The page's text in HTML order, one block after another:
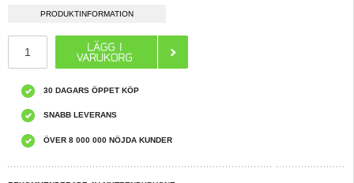
PRODUKTINFORMATION
30 DAGARS ÖPPET KÖP
SNABB LEVERANS
ÖVER 8 000 000 NÖJDA KUNDER